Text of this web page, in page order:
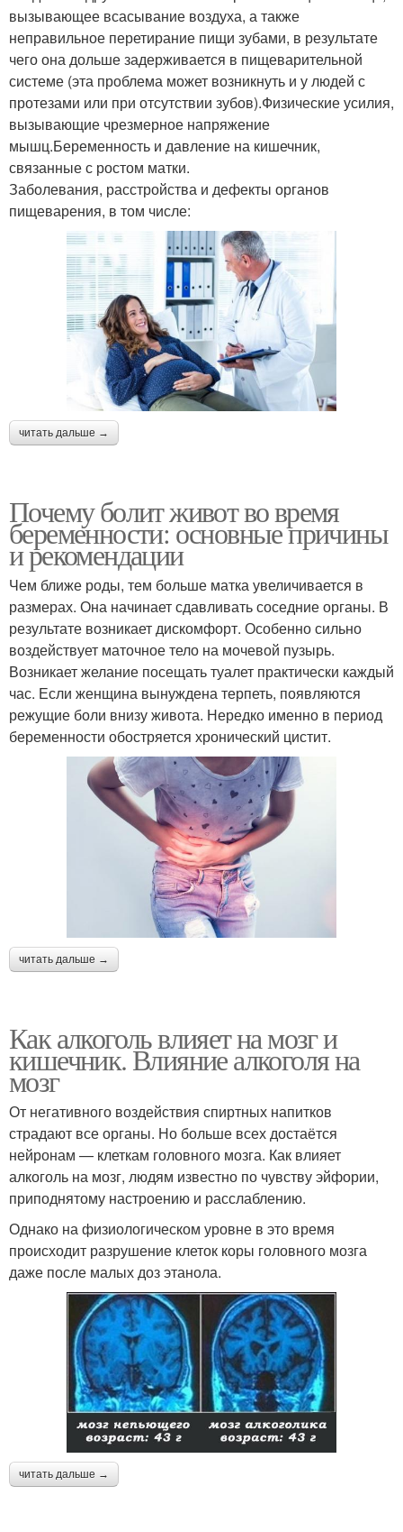
вызывающее всасывание воздуха, а также
неправильное перетирание пищи зубами, в результате
чего она дольше задерживается в пищеварительной
системе (эта проблема может возникнуть и у людей с
протезами или при отсутствии зубов).Физические усилия,
вызывающие чрезмерное напряжение
мышц.Беременность и давление на кишечник,
связанные с ростом матки.
Заболевания, расстройства и дефекты органов
пищеварения, в том числе:
читать дальше →
Почему болит живот во время
беременности: основные причины
и рекомендации
Чем ближе роды, тем больше матка увеличивается в
размерах. Она начинает сдавливать соседние органы. В
результате возникает дискомфорт. Особенно сильно
воздействует маточное тело на мочевой пузырь.
Возникает желание посещать туалет практически каждый
час. Если женщина вынуждена терпеть, появляются
режущие боли внизу живота. Нередко именно в период
беременности обостряется хронический цистит.
читать дальше →
Как алкоголь влияет на мозг и
кишечник. Влияние алкоголя на
мозг
От негативного воздействия спиртных напитков
страдают все органы. Но больше всех достаётся
нейронам — клеткам головного мозга. Как влияет
алкоголь на мозг, людям известно по чувству эйфории,
приподнятому настроению и расслаблению.
Однако на физиологическом уровне в это время
происходит разрушение клеток коры головного мозга
даже после малых доз этанола.
читать дальше →